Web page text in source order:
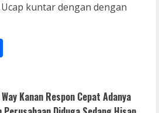
kuntar dengan dengan
Kanan Respon Cepat Adanya